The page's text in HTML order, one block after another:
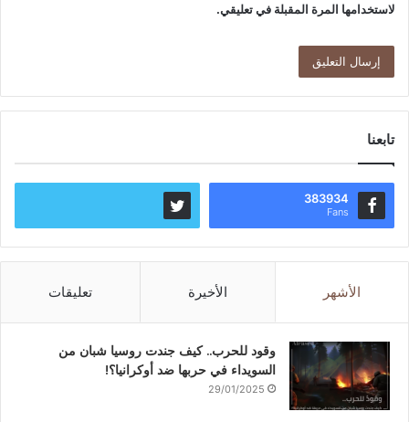
لاستخدامها المرة المقبلة في تعليقي.
تابعنا
383934
Fans
الأشهر الأخيرة تعليقات
وقود للحرب.. كيف جندت روسيا شبان من
السويداء في حربها ضد أوكرانيا؟!
29/01/2025